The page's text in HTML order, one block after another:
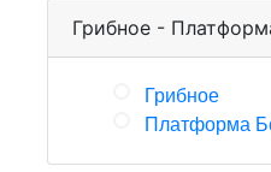
Грибное -
Грибное
Платформа